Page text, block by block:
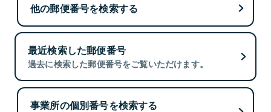
他の郵便番号を検索する
最近検索した郵便番号
過去に検索した郵便番号をご覧いただけます。
事業所の個別番号を検索する